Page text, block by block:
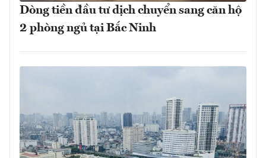
Dòng tiền đầu tư dịch chuyển sang căn hộ
2 phòng ngủ tại Bắc Ninh